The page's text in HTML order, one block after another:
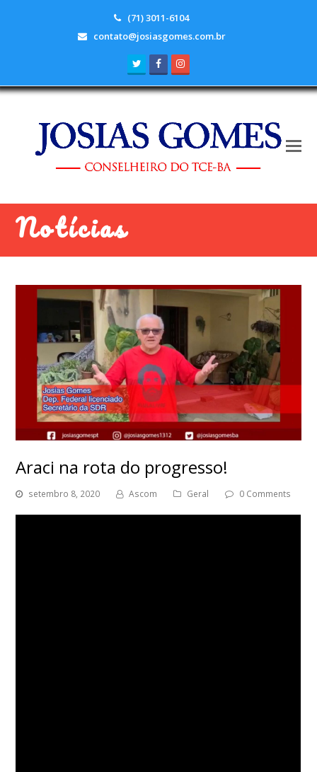
(71) 3011-6104
contato@josiasgomes.com.br
TwitterFacebook
Notícias
Araci na rota do progresso!
setembro 8, 2020 Ascom Geral 0 Comments